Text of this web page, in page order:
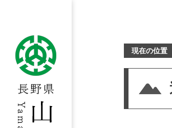
現在の位置